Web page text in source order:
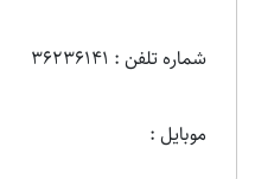
شماره تلفن : 36236141
موبایل :